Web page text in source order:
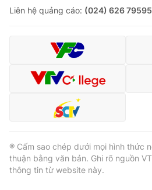
Liên hệ quảng cáo: (024) 626 79595
® Cấm sao chép dưới mọi hình thức
thuận bằng văn bản. Ghi rõ nguồn
thông tin từ website này.